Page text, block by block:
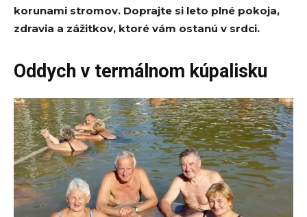
korunami stromov. Doprajte si leto plné pokoja,
zdravia a zážitkov, ktoré vám ostanú v srdci.
Oddych v termálnom kúpalisku